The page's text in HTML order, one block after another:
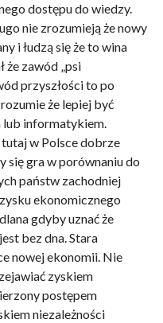
dostępu do wiedzy.
nie zrozumieją że nowy
i łudzą się że to wina
że zawód „psi
przyszłości to po
że lepiej być
lub informatykiem.
w Polsce dobrze
się gra w porównaniu do
państw zachodniej
ekonomicznego
gdyby uznać że
bez dna. Stara
nowej ekonomii. Nie
zyskiem
postępem
niezależności